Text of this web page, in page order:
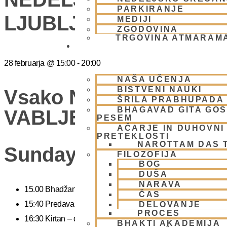
PARKIRANJE
MEDIJI
ZGODOVINA
TRGOVINA
NAŠA UČENJA
BISTVENI NAUKI
ŠRILA PRABHUPADA
BHAGAVAD GITA
PESEM
AČARJE IN
PRETEKLOSTI
NAROTTAM DAS
FILOZOFIJA
BOG
DUŠA
NARAVA
ČAS
DELOVANJE
PROCES
BHAKTI AKADEMIJA
LJUBLJANA
28 februarja @ 15:00 - 20:00
Vsako Nedeljo Mini
VABLJENI (Žibertova
Sunday Feast
15.00 Bhadžani – duhovna glasba
15:40 Predavanje – predavanja iz zakladnice Ved o karmi,
16:30 Kirtan – duhovni ples